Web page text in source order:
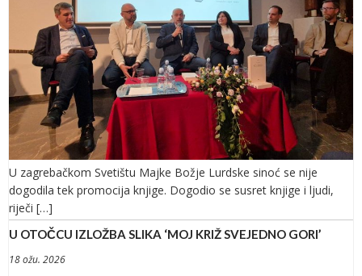
U zagrebačkom Svetištu Majke Božje Lurdske sinoć se nije
dogodila tek promocija knjige. Dogodio se susret knjige i ljudi,
riječi […]
U OTOČCU IZLOŽBA SLIKA ‘MOJ KRIŽ SVEJEDNO GORI’
18 ožu. 2026